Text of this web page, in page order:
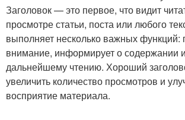
Заголовок — это первое, что видит
просмотре статьи, поста или любого
выполняет несколько важных функций:
внимание, информирует о содержании
дальнейшему чтению. Хороший
увеличить количество просмотров и
восприятие материала.